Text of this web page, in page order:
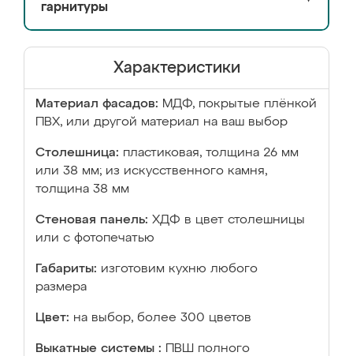
гарнитуры
Характеристики
Материал фасадов: МДФ, покрытые плёнкой
ПВХ, или другой материал на ваш выбор
Столешница: пластиковая, толщина 26 мм
или 38 мм; из искусственного камня,
толщина 38 мм
Стеновая панель: ХДФ в цвет столешницы
или с фотопечатью
Габариты: изготовим кухню любого
размера
Цвет: на выбор, более 300 цветов
Выкатные системы :
ПВШ полного